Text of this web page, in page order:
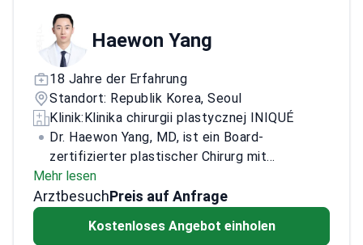
Haewon Yang
18 Jahre der Erfahrung
Standort: Republik Korea, Seoul
Klinik:Klinika chirurgii plastycznej INIQUÉ
Dr. Haewon Yang, MD, ist ein Board-
zertifizierter plastischer Chirurg mit
umfassender Erfahrung in Gesichts- und
ästhetischen Eingriffen. Er absolvierte die
Center. Er ist klinischer Adjunct-Professor an
Mehr lesen
ArztbesuchPreis auf Anfrage
Kostenloses Angebot einholen